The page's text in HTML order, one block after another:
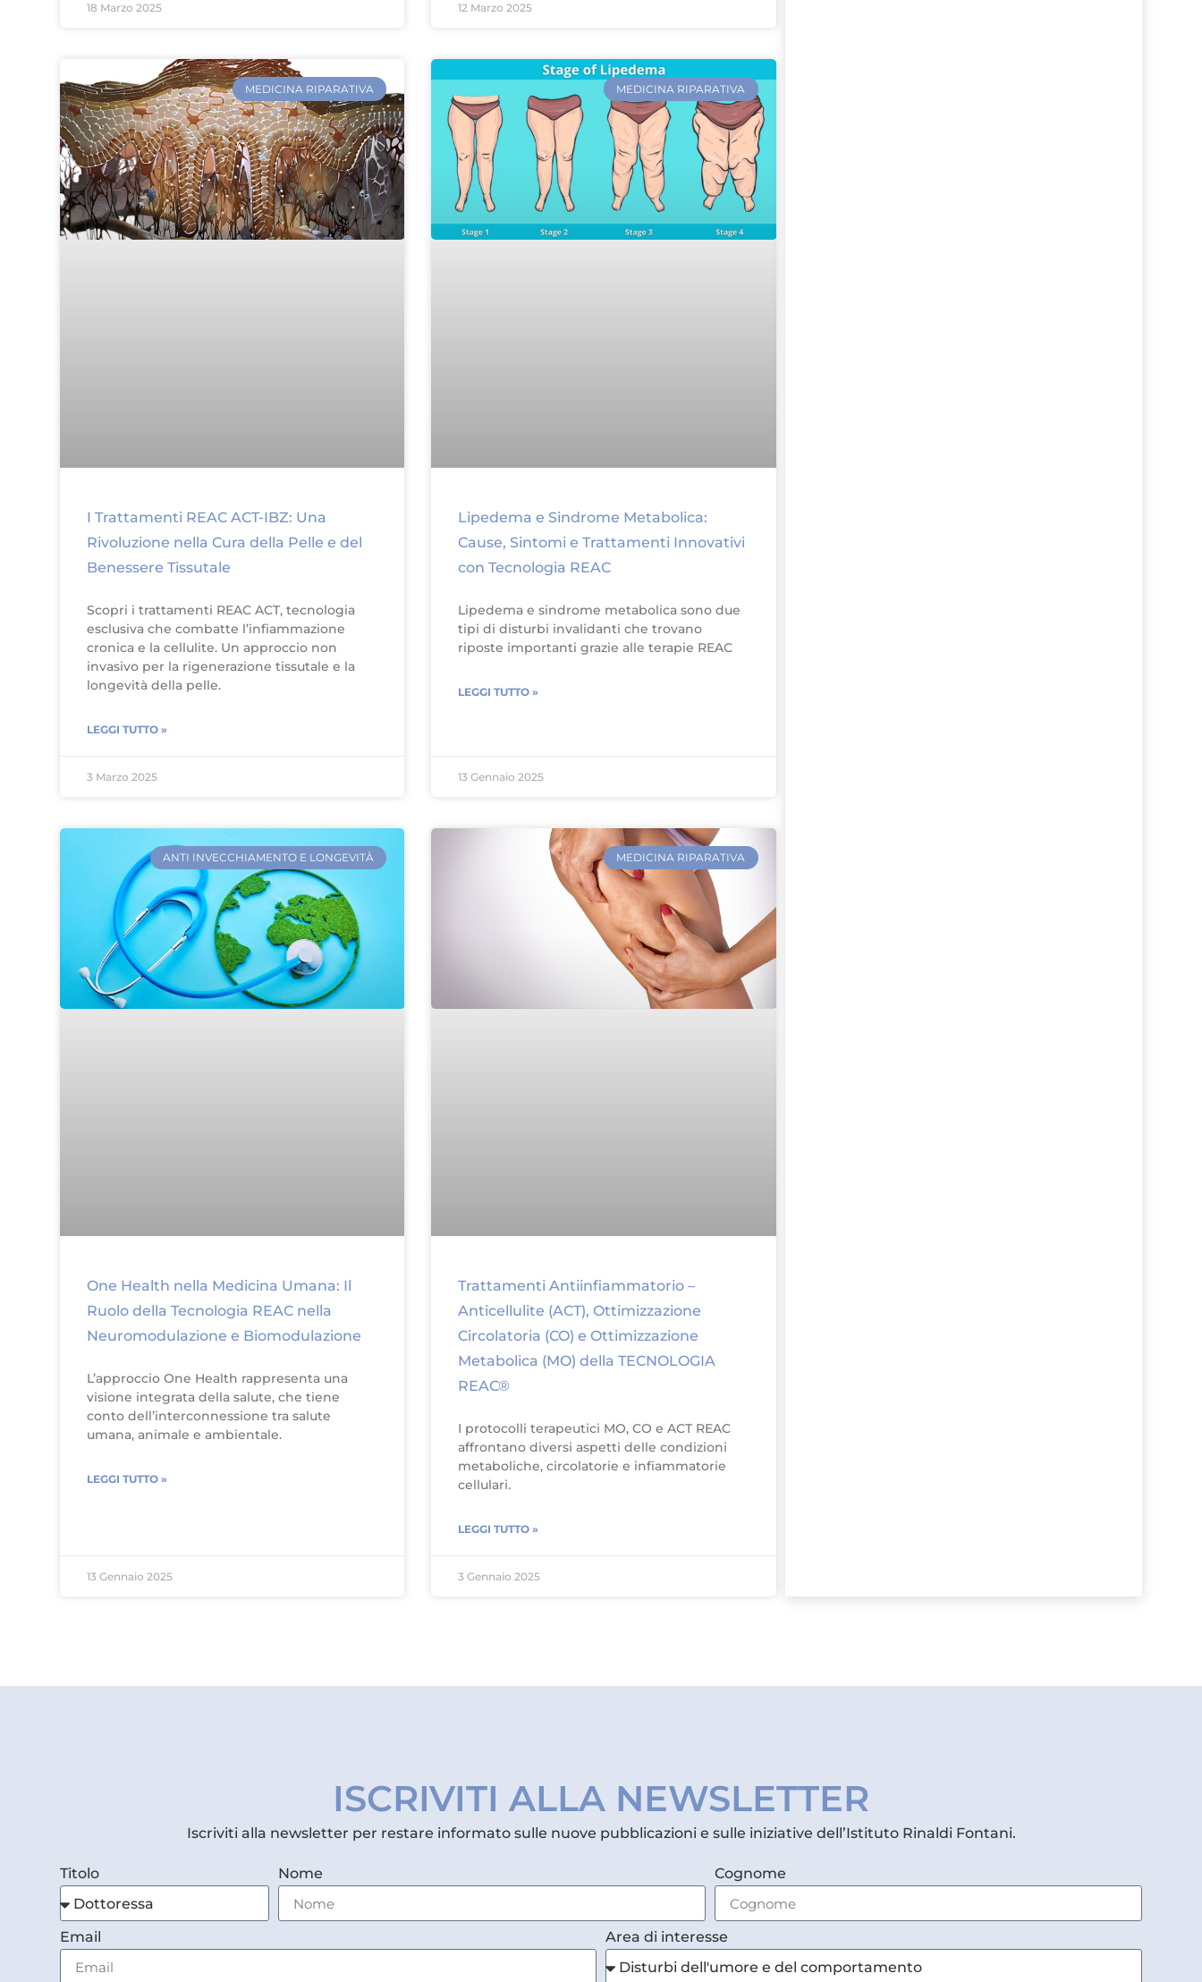
18 Marzo 2025 12 Marzo 2025
MEDICINA RIPARATIVA
I Trattamenti REAC ACT-IBZ: Una
Rivoluzione nella Cura della Pelle e del
Benessere Tissutale
Scopri i trattamenti REAC ACT, tecnologia
esclusiva che combatte l’infiammazione
cronica e la cellulite. Un approccio non
invasivo per la rigenerazione tissutale e la
longevità della pelle.
LEGGI TUTTO »
3 Marzo 2025
MEDICINA RIPARATIVA
Lipedema e Sindrome Metabolica:
Cause, Sintomi e Trattamenti Innovativi
con Tecnologia REAC
Lipedema e sindrome metabolica sono due
tipi di disturbi invalidanti che trovano
riposte importanti grazie alle terapie REAC
LEGGI TUTTO »
13 Gennaio 2025
ANTI INVECCHIAMENTO E LONGEVITÀ
One Health nella Medicina Umana: Il
Ruolo della Tecnologia REAC nella
Neuromodulazione e Biomodulazione
L’approccio One Health rappresenta una
visione integrata della salute, che tiene
conto dell’interconnessione tra salute
umana, animale e ambientale.
LEGGI TUTTO »
13 Gennaio 2025
MEDICINA RIPARATIVA
Trattamenti Antiinfiammatorio –
Anticellulite (ACT), Ottimizzazione
Circolatoria (CO) e Ottimizzazione
Metabolica (MO) della TECNOLOGIA
REAC®
I protocolli terapeutici MO, CO e ACT REAC
affrontano diversi aspetti delle condizioni
metaboliche, circolatorie e infiammatorie
cellulari.
LEGGI TUTTO »
3 Gennaio 2025
ISCRIVITI ALLA NEWSLETTER
Iscriviti alla newsletter per restare informato sulle nuove pubblicazioni e sulle iniziative dell’Istituto Rinaldi Fontani.
Titolo Nome Cognome
Email Area di interesse